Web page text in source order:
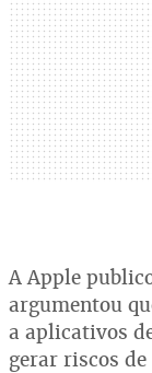
A Apple
argumentou
a aplicativos
gerar riscos